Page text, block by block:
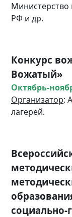
Министерство
РФ и др.
Конкурс
Вожатый»
Октябрь-
Организатор:
лагерей.
социально-